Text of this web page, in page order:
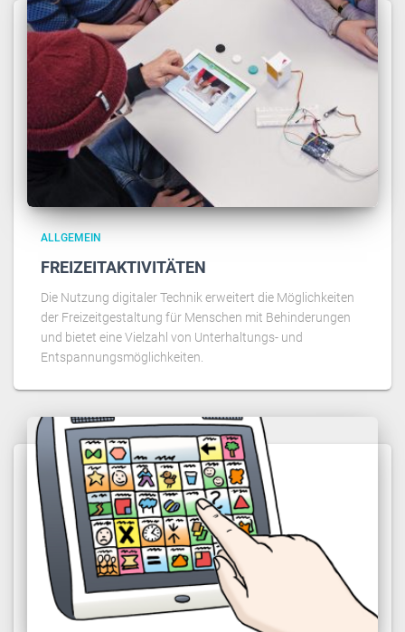
ALLGEMEIN
FREIZEITAKTIVITÄTEN
Die Nutzung digitaler Technik erweitert die Möglichkeiten
der Freizeitgestaltung für Menschen mit Behinderungen
und bietet eine Vielzahl von Unterhaltungs- und
Entspannungsmöglichkeiten.